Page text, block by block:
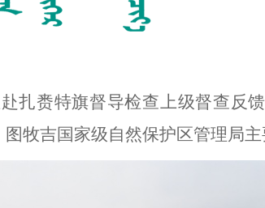
扎赉特旗督导检查上级督查反
牧吉国家级自然保护区管理局